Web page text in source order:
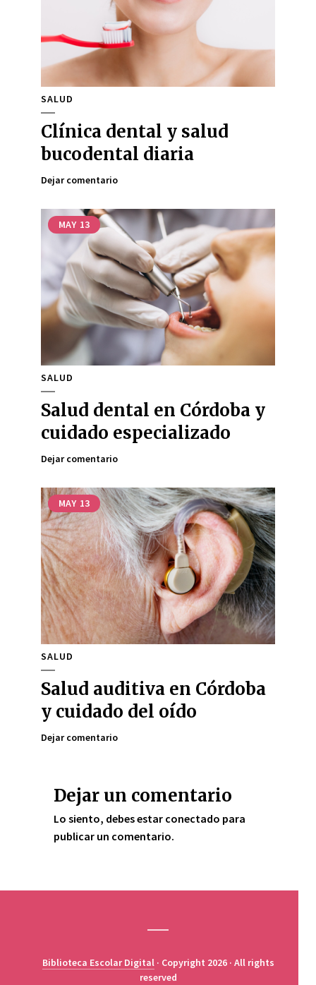
SALUD
Clínica dental y salud
bucodental diaria
Dejar comentario
MAY 13
SALUD
Salud dental en Córdoba y
cuidado especializado
Dejar comentario
MAY 13
SALUD
Salud auditiva en Córdoba
y cuidado del oído
Dejar comentario
Dejar un comentario
Lo siento, debes estar conectado para
publicar un comentario.
Biblioteca Escolar Digital · Copyright 2026 · All rights
reserved